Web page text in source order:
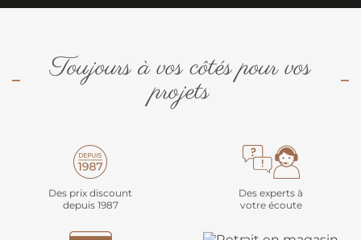
Toujours à vos côtés pour vos
projets
Des prix discount
depuis 1987
Des experts à
votre écoute